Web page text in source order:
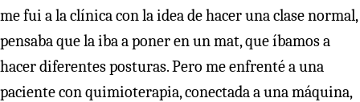
me fui a la clínica con la idea de hacer una clase normal,
pensaba que la iba a poner en un mat, que íbamos a
hacer diferentes posturas. Pero me enfrenté a una
paciente con quimioterapia, conectada a una máquina,